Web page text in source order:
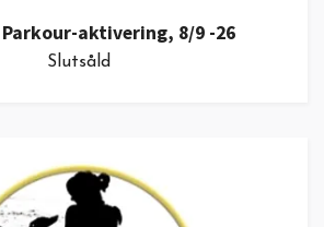
Parkour-aktivering, 8/9 -26
Slutsåld